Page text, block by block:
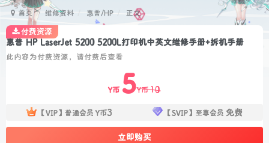
首页 维修资料 惠普/HP 正文
惠普 HP LaserJet 5200 5200L打印机中英文维修手册+拆机手册
此内容为付费资源，请付费后查看
Y币 5Y币10
【VIP】普通会员 Y币3 【SVIP】至尊会员 免费
立即购买
付费资源